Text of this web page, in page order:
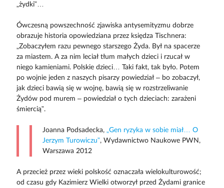
„żydki”…
Ówczesną powszechność zjawiska antysemityzmu dobrze
obrazuje historia opowiedziana przez księdza Tischnera:
„Zobaczyłem razu pewnego starszego Żyda. Był na spacerze
za miastem. A za nim leciał tłum małych dzieci i rzucał w
niego kamieniami. Polskie dzieci… Taki fakt, tak było. Potem
po wojnie jeden z naszych pisarzy powiedział – bo zobaczył,
jak dzieci bawią się w wojnę, bawią się w rozstrzeliwanie
Żydów pod murem – powiedział o tych dzieciach: zarażeni
śmiercią”.
Joanna Podsadecka, „Gen ryzyka w sobie miał… O
Jerzym Turowiczu”, Wydawnictwo Naukowe PWN,
Warszawa 2012
A przecież przez wieki polskość oznaczała wielokulturowość;
od czasu gdy Kazimierz Wielki otworzył przed Żydami granice